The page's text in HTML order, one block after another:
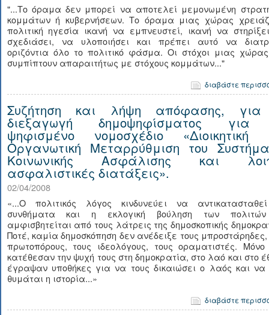
"...Το όραμα δεν μπορεί να αποτελεί μεμονωμένη
κομμάτων ή κυβερνήσεων. Το όραμα μιας χώρας
πολιτική ηγεσία ικανή να εμπνευστεί, ικανή να
σχεδιάσει, να υλοποιήσει και πρέπει αυτό να
οριζόντια όλο το πολιτικό φάσμα. Οι στόχοι μιας
συμπίπτουν απαραιτήτως με στόχους κομμάτων..."
διαβάστε
Συζήτηση και λήψη απόφασης,
διεξαγωγή δημοψηφίσματος για
ψηφισμένο νομοσχέδιο «Διοικητική
Οργανωτική Μεταρρύθμιση του
Κοινωνικής Ασφάλισης και
ασφαλιστικές διατάξεις».
02/04/2008
«...Ο πολιτικός λόγος κινδυνεύει να
συνθήματα και η εκλογική βούληση των
αμφισβητείται από τους λάτρεις της δημοσκοπικής
Ποτέ, καμία δημοσκόπηση δεν ανέδειξε τους μπροστάρηδες,
πρωτοπόρους, τους ιδεολόγους, τους οραματιστές. Μόνο
κατέθεσαν την ψυχή τους στη δημοκρατία, στο λαό και στο
έγραψαν υποθήκες για να τους δικαιώσει ο λαός και να
θυμάται η ιστορία...»
διαβάστε